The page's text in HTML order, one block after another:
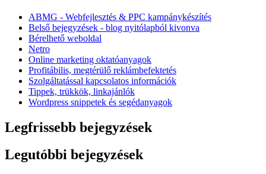
ABMG - Webfejlesztés & PPC kampánykészítés
Belső bejegyzések - blog nyitólapból kivonva
Bérelhető weboldal
Netro
Online marketing oktatóanyagok
Profitábilis, megtérülő reklámbefektetés
Szolgáltatással kapcsolatos információk
Tippek, trükkök, linkajánlók
Wordpress snippetek és segédanyagok
Legfrissebb bejegyzések
Legutóbbi bejegyzések